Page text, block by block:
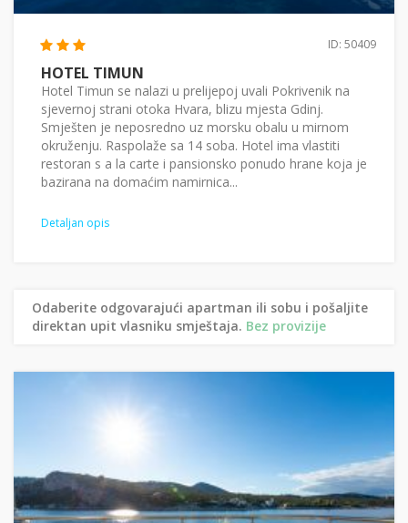
ID: 50409
HOTEL TIMUN
Hotel Timun se nalazi u prelijepoj uvali Pokrivenik na
sjevernoj strani otoka Hvara, blizu mjesta Gdinj.
Smješten je neposredno uz morsku obalu u mirnom
okruženju. Raspolaže sa 14 soba. Hotel ima vlastiti
restoran s a la carte i pansionsko ponudo hrane koja je
bazirana na domaćim namirnica...
Detaljan opis
Odaberite odgovarajući apartman ili sobu i pošaljite
direktan upit vlasniku smještaja. Bez provizije